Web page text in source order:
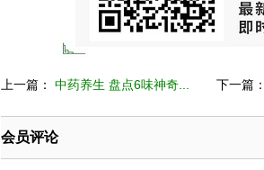
上一篇： 中药养生 盘点6味神奇... 下一篇：
会员评论